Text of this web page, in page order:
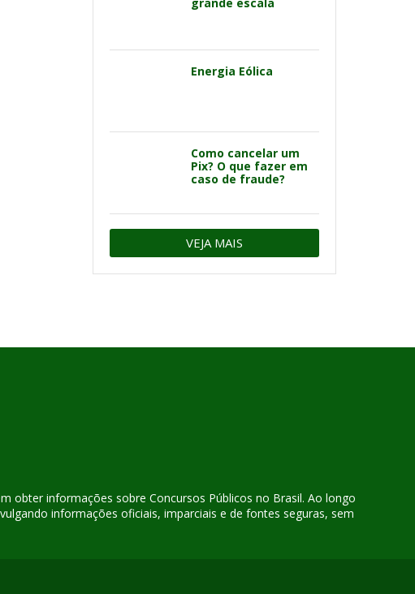
Energia Eólica
Como cancelar um
Pix? O que fazer em
caso de fraude?
VEJA MAIS
obter informações sobre Concursos Públicos no Brasil. Ao longo
informações oficiais, imparciais e de fontes seguras, sem